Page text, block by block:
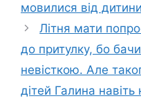
мовилися від
Літня мати
до притулку, бо
невісткою. Але
дітей Галина